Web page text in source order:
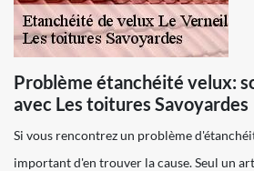
Problème étanchéité velux:
avec Les toitures Savoyardes
Si vous rencontrez un problème
important d'en trouver la cause. Seul un